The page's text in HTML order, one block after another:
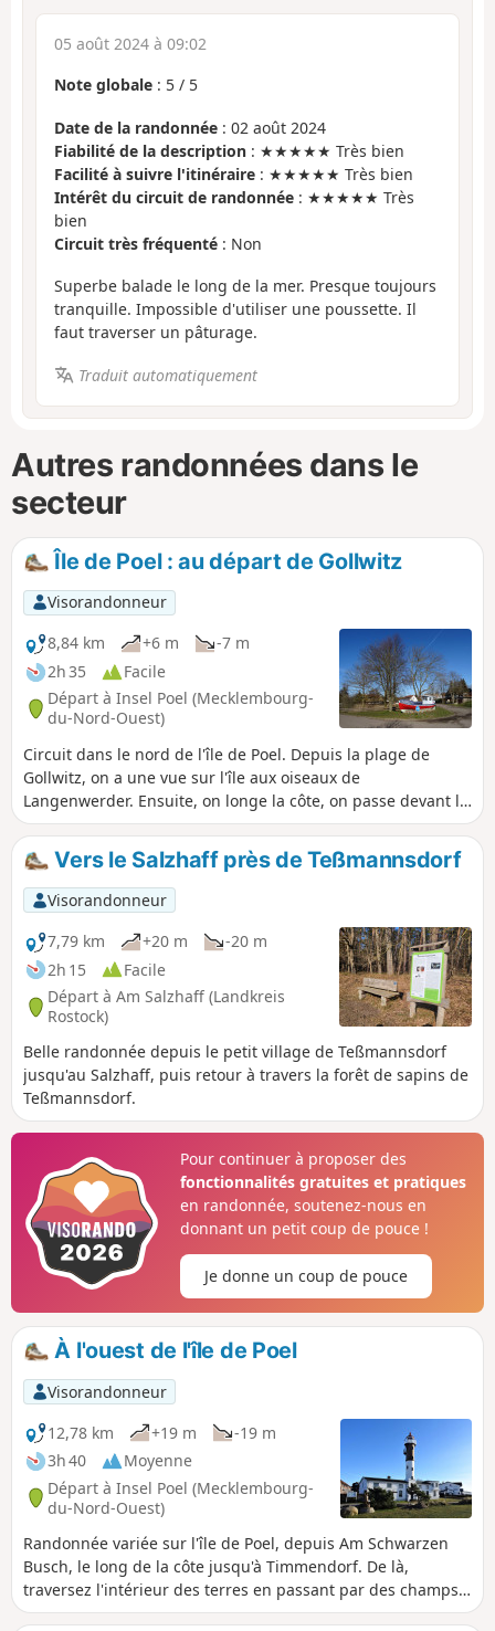
05 août 2024 à 09:02
Note globale : 5 / 5
Date de la randonnée : 02 août 2024
Fiabilité de la description : ★★★★★ Très bien
Facilité à suivre l'itinéraire : ★★★★★ Très bien
Intérêt du circuit de randonnée : ★★★★★ Très
bien
Circuit très fréquenté : Non
Superbe balade le long de la mer. Presque toujours
tranquille. Impossible d'utiliser une poussette. Il
faut traverser un pâturage.
Traduit automatiquement
Autres randonnées dans le
secteur
Île de Poel : au départ de Gollwitz
Visorandonneur
8,84 km
+6 m
-7 m
2h 35
Facile
Départ à Insel Poel (Mecklembourg-
du-Nord-Ouest)
Circuit dans le nord de l'île de Poel. Depuis la plage de
Gollwitz, on a une vue sur l'île aux oiseaux de
Langenwerder. Ensuite, on longe la côte, on passe devant le
phare de Gollwitz jusqu'au village Am Schwarzen Busch,
puis on revient vers l'intérieur des terres jusqu'au point de
départ.Vers le Salzhaff près de Teßmannsdorf
Visorandonneur
7,79 km
+20 m
-20 m
2h 15
Facile
Départ à Am Salzhaff (Landkreis
Rostock)
Belle randonnée depuis le petit village de Teßmannsdorf
jusqu'au Salzhaff, puis retour à travers la forêt de sapins de
Teßmannsdorf.
Pour continuer à proposer des
fonctionnalités gratuites et pratiques
en randonnée, soutenez-nous en
donnant un petit coup de pouce !
Je donne un coup de pouce
À l'ouest de l'île de Poel
Visorandonneur
12,78 km
+19 m
-19 m
3h 40
Moyenne
Départ à Insel Poel (Mecklembourg-
du-Nord-Ouest)
Randonnée variée sur l'île de Poel, depuis Am Schwarzen
Busch, le long de la côte jusqu'à Timmendorf. De là,
traversez l'intérieur des terres en passant par des champs
et via Kirchdorf pour revenir au point de départ.